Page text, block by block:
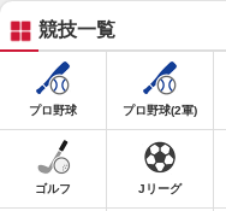
競技一覧
プロ野球 プロ野球(2軍)
ゴルフ Jリーグ